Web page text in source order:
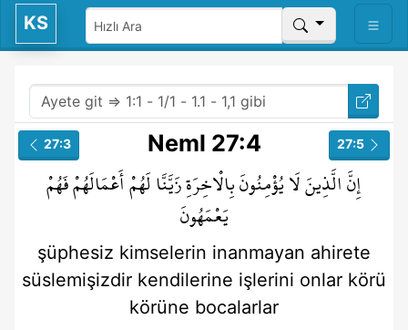
KS
27:3 27:5
Neml 27:4
إِنَّالَّذِينَلَايُؤْمِنُونَبِالْاخِرَةِزَيَّنَّالَهُمْأَعْمَالَهُمْفَهُمْ
يَعْمَهُونَ
şüphesiz kimselerin inanmayan ahirete
süslemişizdir kendilerine işlerini onlar körü
körüne bocalarlar